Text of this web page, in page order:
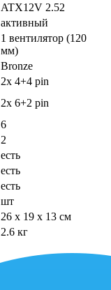
ATX12V 2.52
активный
1 вентилятор (120
мм)
Bronze
2x 4+4 pin
2x 6+2 pin
6
2
есть
есть
есть
шт
26 x 19 x 13 см
2.6 кг